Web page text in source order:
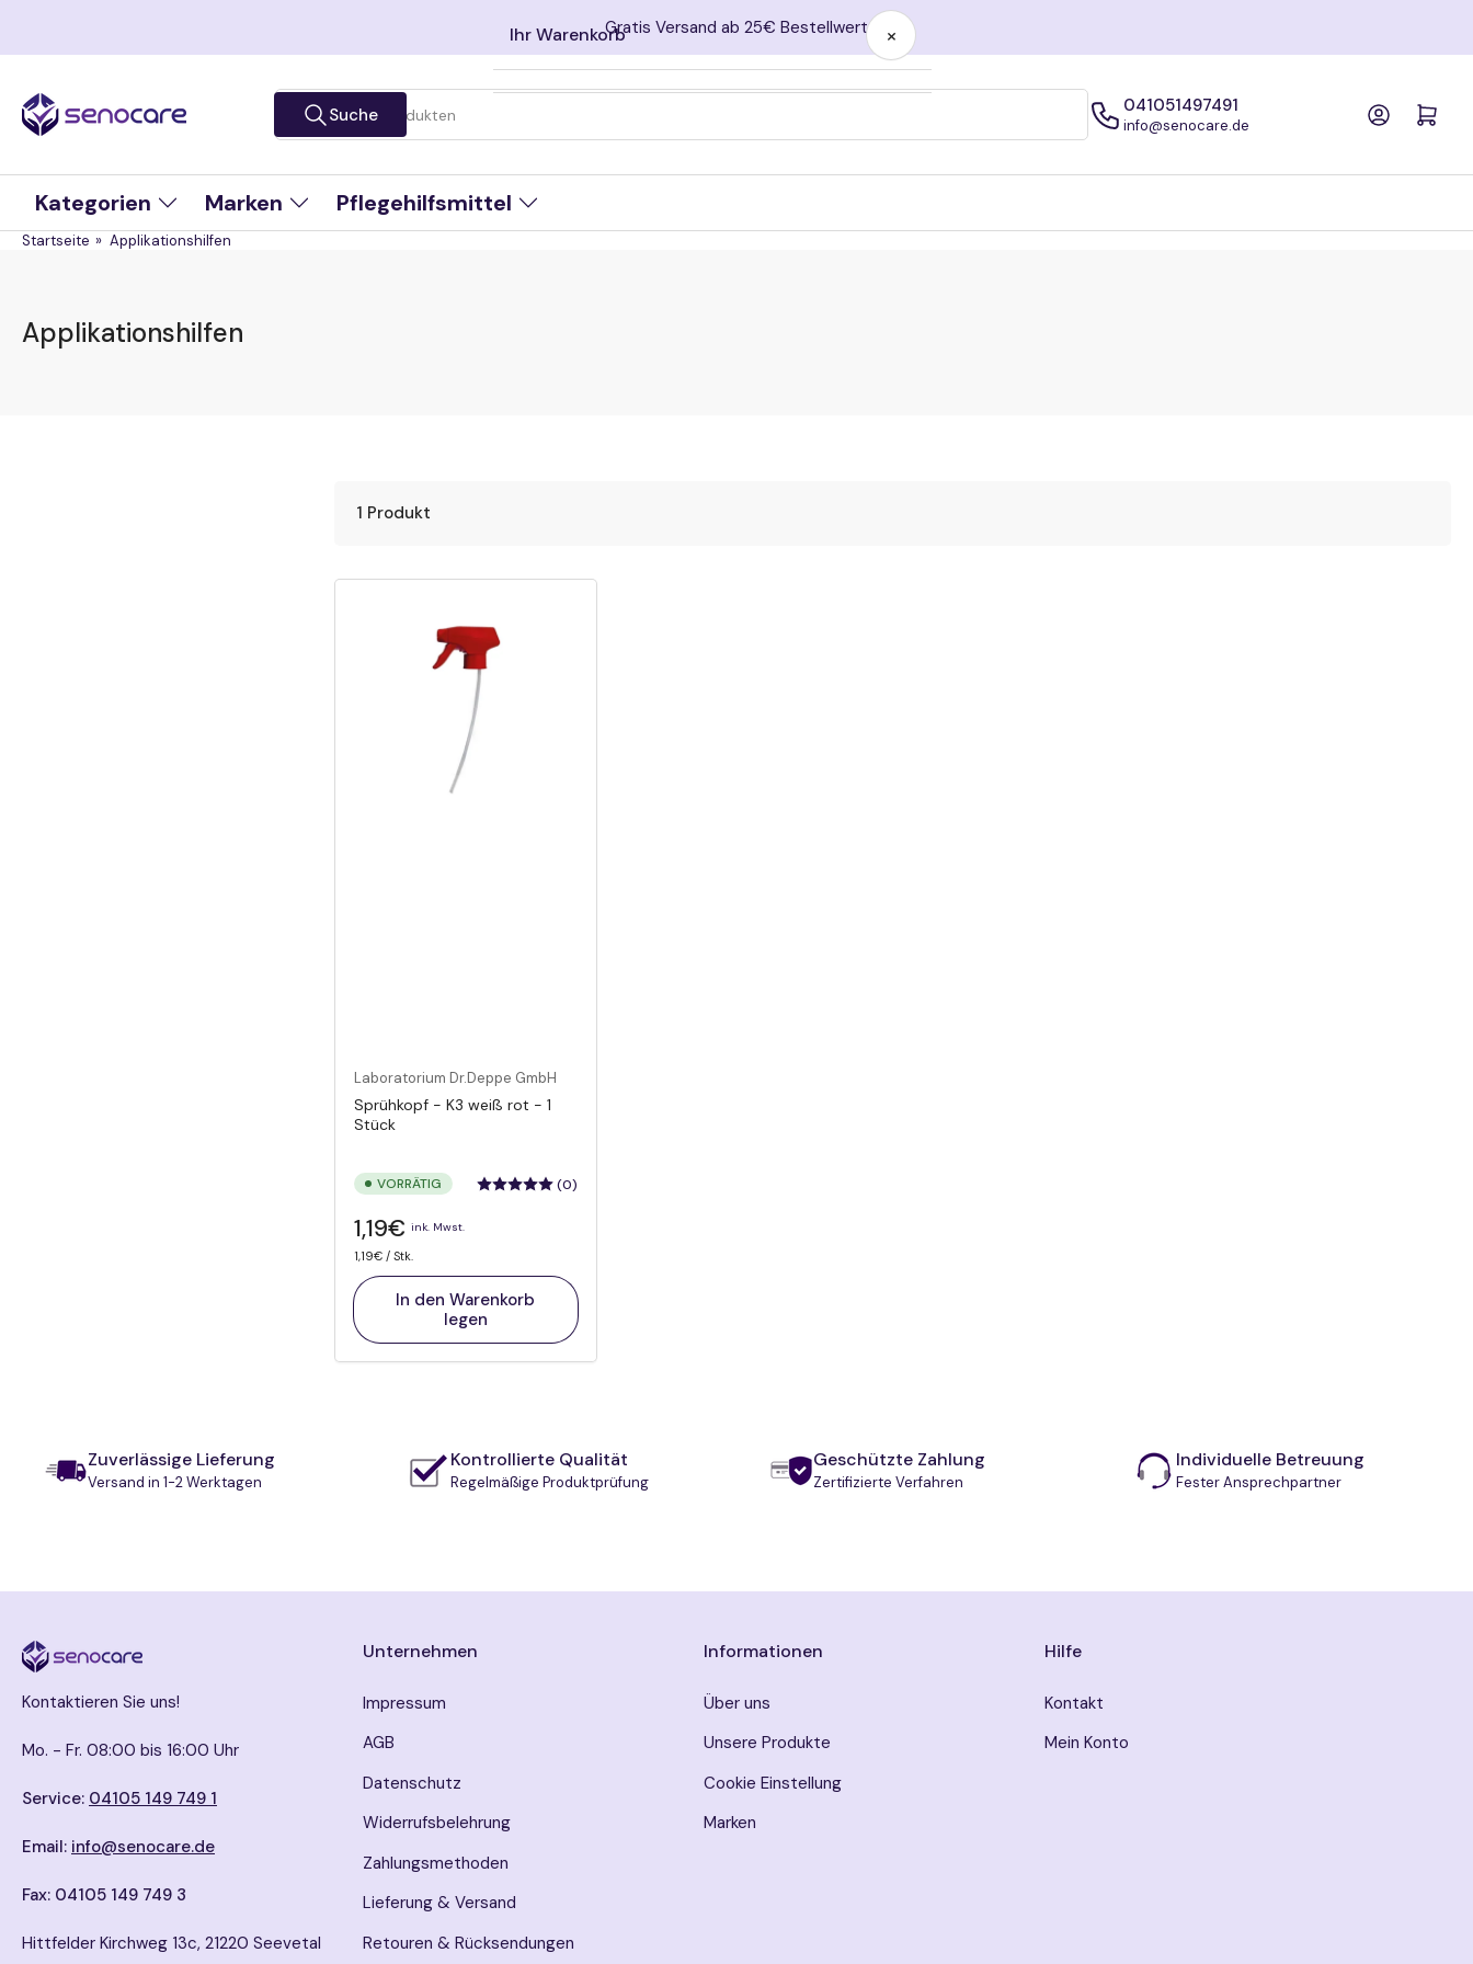
Suche
nach
Produkten
Suche 041051497491
info@senocare.de
AnmeldenMini-Warenkorb öffnen
Kategorien Marken Pflegehilfsmittel
Startseite » Applikationshilfen
Applikationshilfen
1 Produkt
Laboratorium Dr.Deppe GmbH
Sprühkopf - K3 weiß rot - 1
Stück
VORRÄTIG (0)
Normaler
Preis
1,19€ ink. Mwst.
Preis
Einheit
1,19€ / pro
Stk.
In den Warenkorb
legen
Zuverlässige Lieferung
Versand in 1-2 Werktagen
Kontrollierte Qualität
Regelmäßige Produktprüfung
Geschützte Zahlung
Zertifizierte Verfahren
Individuelle Betreuung
Fester Ansprechpartner
Kontaktieren Sie uns!
Mo. - Fr. 08:00 bis 16:00 Uhr
Service: 04105 149 749 1
Email: info@senocare.de
Fax: 04105 149 749 3
Hittfelder Kirchweg 13c, 21220 Seevetal
Unternehmen
Impressum
AGB
Datenschutz
Widerrufsbelehrung
Zahlungsmethoden
Lieferung & Versand
Retouren & Rücksendungen
Informationen
Über uns
Unsere Produkte
Cookie Einstellung
Marken
Hilfe
Kontakt
Mein Konto
Ihr Warenkorb ×